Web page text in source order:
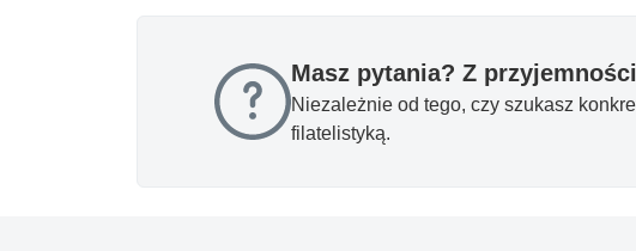
Masz pytania? Z
Niezależnie od tego, czy szukasz
filatelistyką.